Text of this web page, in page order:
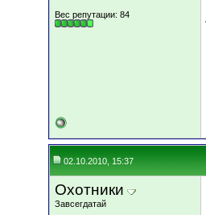
Вес репутации: 84
02.10.2010, 15:37
Охотники
Завсегдатай